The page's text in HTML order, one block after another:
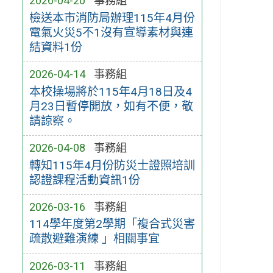
檢送本市消防局辦理115年4月份
電氣火災5不1沒有宣導素材與連
結資料1份
2026-04-14 事務組
本校操場將於115年4月18日及4
月23日暫停開放，如有不便，敬
請諒察。
2026-04-08 事務組
轉知115年4月份防災士證照培訓
認證課程活動資訊1份
2026-03-16 事務組
114學年度第2學期「複合式災害
疏散避難演練 」相關事宜
2026-03-11 事務組